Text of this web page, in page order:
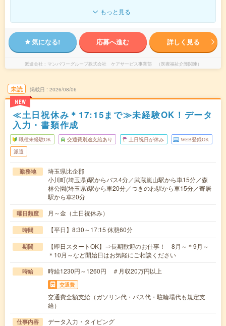
もっと見る
気になる! 応募へ進む 詳しく見る
派遣会社 マンパワーグループ株式会社 ケアサービス事業部 （医療福祉介護関連）
未読
NEW
掲載日 2026/08/06
≪土日祝休み＊17:15まで≫未経験OK！データ
入力・書類作成
職種未経験OK 交通費別途支給あり 土日祝日が休み WEB登録OK
派遣
勤務地
埼玉県比企郡
小川町(埼玉県)駅からバス4分／武蔵嵐山駅から車15分／森
林公園(埼玉県)駅から車20分／つきのわ駅から車15分／寄居
駅から車20分
曜日頻度 月～金（土日祝休み）
時間 【平日】8:30～17:15 休憩60分
期間
【即日スタートOK】⇒長期歓迎のお仕事！ 8月～＊9月～
＊10月～など開始日はお気軽にご相談ください
時給 時給1230円～1260円 ＃月収20万円以上
交通費
交通費全額支給（ガソリン代・バス代・駐輪場代も規定支
給）
仕事内容
データ入力・タイピング